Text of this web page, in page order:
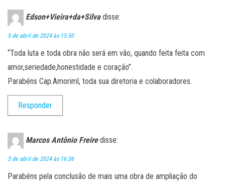
Edson+Vieira+da+Silva disse:
5 de abril de 2024 às 15:50
“Toda luta e toda obra não será em vão, quando feita feita com
amor,seriedade,honestidade e coração”.
Parabéns Cap.Amoriml, toda sua diretoria e colaboradores.
Responder
Marcos Antônio Freire disse:
5 de abril de 2024 às 16:36
Parabéns pela conclusão de mais uma obra de ampliação do